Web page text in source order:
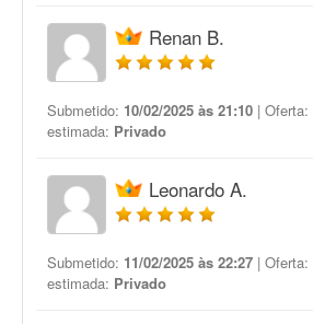
Renan B.
Submetido: 10/02/2025 às 21:10 | Oferta:
estimada: Privado
Leonardo A.
Submetido: 11/02/2025 às 22:27 | Oferta:
estimada: Privado